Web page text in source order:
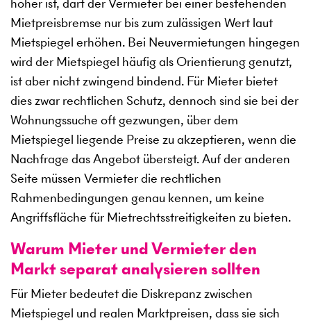
Mietpreisbremse nur bis zum zulässigen Wert laut
Mietspiegel erhöhen. Bei Neuvermietungen hingegen
wird der Mietspiegel häufig als Orientierung genutzt,
ist aber nicht zwingend bindend. Für Mieter bietet
dies zwar rechtlichen Schutz, dennoch sind sie bei der
Wohnungssuche oft gezwungen, über dem
Mietspiegel liegende Preise zu akzeptieren, wenn die
Nachfrage das Angebot übersteigt. Auf der anderen
Seite müssen Vermieter die rechtlichen
Rahmenbedingungen genau kennen, um keine
Angriffsfläche für Mietrechtsstreitigkeiten zu bieten.
Warum Mieter und Vermieter den
Markt separat analysieren sollten
Für Mieter bedeutet die Diskrepanz zwischen
Mietspiegel und realen Marktpreisen, dass sie sich